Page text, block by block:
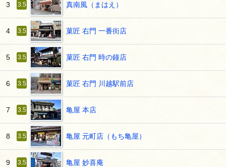
3 3.5 真南風（まはえ）
4 3.5 菓匠 右門 一番街店
5 3.5 菓匠 右門 時の鐘店
6 3.5 菓匠 右門 川越駅前店
7 3.5 亀屋 本店
8 3.5 亀屋 元町店（もち亀屋）
9 3.5 亀屋 妙喜庵